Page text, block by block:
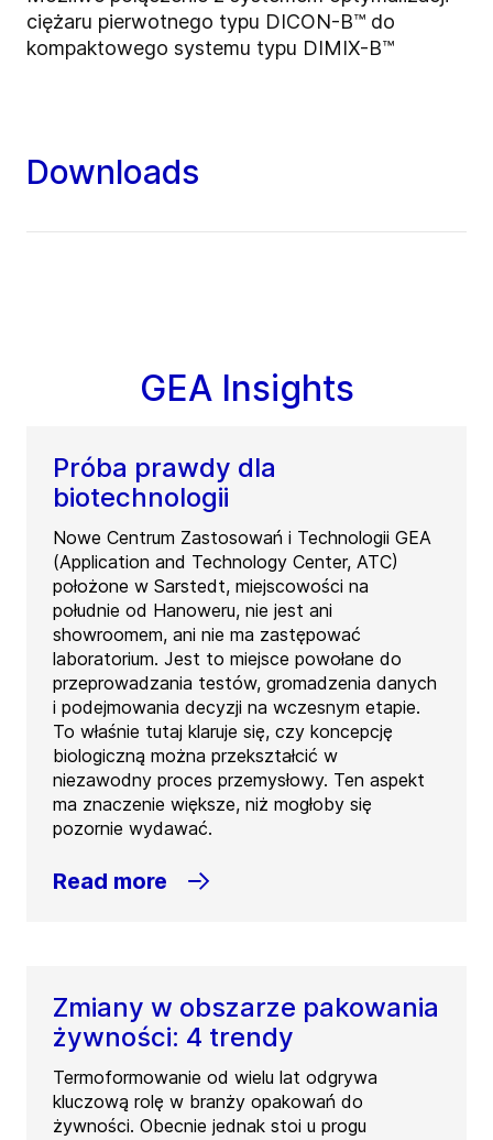
ciężaru pierwotnego typu DICON-B™ do
kompaktowego systemu typu DIMIX-B™
Downloads
GEA Insights
Próba prawdy dla
biotechnologii
Nowe Centrum Zastosowań i Technologii GEA
(Application and Technology Center, ATC)
położone w Sarstedt, miejscowości na
południe od Hanoweru, nie jest ani
showroomem, ani nie ma zastępować
laboratorium. Jest to miejsce powołane do
przeprowadzania testów, gromadzenia danych
i podejmowania decyzji na wczesnym etapie.
To właśnie tutaj klaruje się, czy koncepcję
biologiczną można przekształcić w
niezawodny proces przemysłowy. Ten aspekt
ma znaczenie większe, niż mogłoby się
pozornie wydawać.
Read more
Zmiany w obszarze pakowania
żywności: 4 trendy
Termoformowanie od wielu lat odgrywa
kluczową rolę w branży opakowań do
żywności. Obecnie jednak stoi u progu